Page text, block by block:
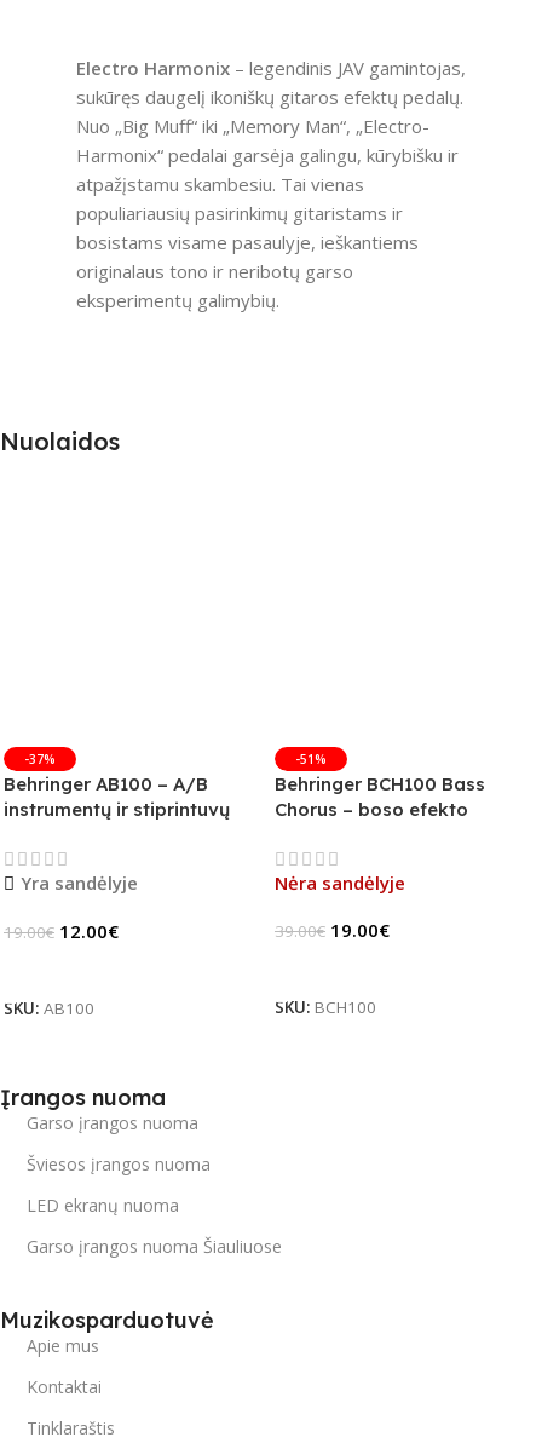
Electro Harmonix– legendinis JAV gamintojas,
sukūręs daugelį ikoniškų gitaros efektų pedalų.
Nuo „Big Muff“ iki „Memory Man“, „Electro-
Harmonix“ pedalai garsėja galingu, kūrybišku ir
atpažįstamu skambesiu. Tai vienas
populiariausių pasirinkimų gitaristams ir
bosistams visame pasaulyje, ieškantiems
originalaus tono ir neribotų garso
eksperimentų galimybių.
Nuolaidos
-37%
Behringer AB100 – A/B
instrumentų ir stiprintuvų
Yra sandėlyje
19.00€ 12.00€
SKU: AB100
-51%
Behringer BCH100 Bass
Chorus – boso efekto
Nėra sandėlyje
39.00€ 19.00€
SKU: BCH100
Įrangos nuoma
Garso įrangos nuoma
Šviesos įrangos nuoma
LED ekranų nuoma
Garso įrangos nuoma Šiauliuose
Muzikosparduotuvė
Apie mus
Kontaktai
Tinklaraštis